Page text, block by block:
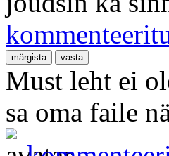
Must leht ei
sa oma faile